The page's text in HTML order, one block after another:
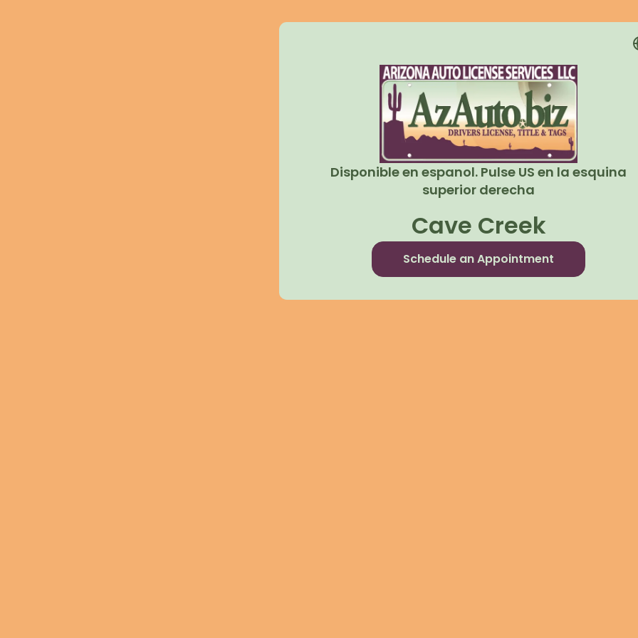
Disponible en espanol. Pulse US en la esquina
superior derecha
Cave Creek
Schedule an Appointment